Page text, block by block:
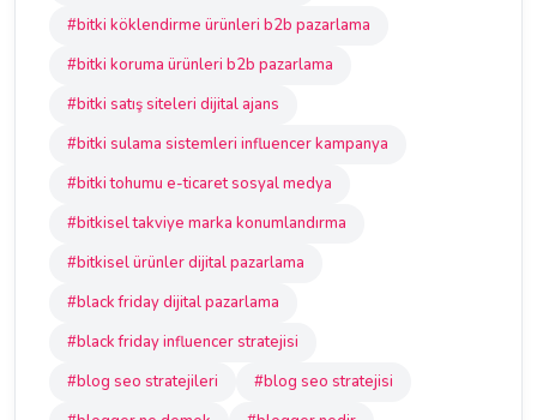
#bitki köklendirme ürünleri b2b pazarlama
#bitki koruma ürünleri b2b pazarlama
#bitki satış siteleri dijital ajans
#bitki sulama sistemleri influencer kampanya
#bitki tohumu e-ticaret sosyal medya
#bitkisel takviye marka konumlandırma
#bitkisel ürünler dijital pazarlama
#black friday dijital pazarlama
#black friday influencer stratejisi
#blog seo stratejileri
#blog seo stratejisi